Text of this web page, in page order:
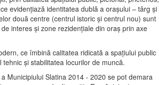
evidenţiază identitatea dublă a oraşului – târg şi
două centre (centrul istoric şi centrul nou) sunt
interes şi zone rezidenţiale din oraş prin axe
ce îmbină calitatea ridicată a spaţiului public
şi stabilitatea locurilor de muncă.
Municipiului Slatina 2014 - 2020 se pot demara